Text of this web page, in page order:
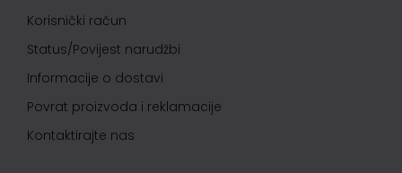
Korisnički račun
Status/Povijest narudžbi
Informacije o dostavi
Povrat proizvoda i reklamacije
Kontaktirajte nas